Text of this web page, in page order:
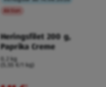
Aktion
Heringsfilet 200 g,
Paprika Creme
0,2 kg
(5,55 €/1 kg)